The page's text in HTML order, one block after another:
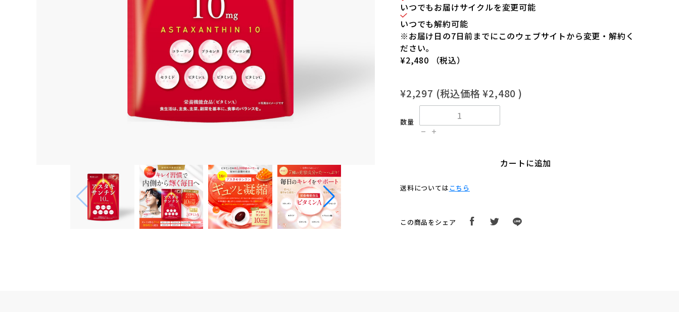
いつでもお届けサイクルを変更可能
いつでも解約可能
※お届け日の7日前までにこのウェブサイトから変更・解約く
ださい。
¥2,480
（税込）
¥2,297 (税込価格¥2,480 )
数量
カートに追加
送料については こちら
この商品をシェア